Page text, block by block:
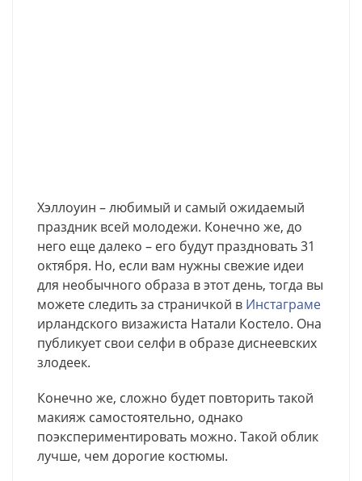
Хэллоуин – любимый и самый ожидаемый
праздник всей молодежи. Конечно же, до
него еще далеко – его будут праздновать 31
октября. Но, если вам нужны свежие идеи
для необычного образа в этот день, тогда вы
можете следить за страничкой в Инстаграме
ирландского визажиста Натали Костело. Она
публикует свои селфи в образе диснеевских
злодеек.
Конечно же, сложно будет повторить такой
макияж самостоятельно, однако
поэкспериментировать можно. Такой облик
лучше, чем дорогие костюмы.